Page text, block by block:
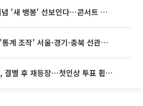
빅뱅, 20주년 기념 '새 뱅봉' 선보인다⋯콘서트 앞두고 팝업 개최
작' 서울·경기·충북 선관위 등 추가 압수수색
‘나솔사계’ 국화, 결별 후 재등장⋯첫인상 투표 휩쓸고 ‘인기녀’ 등극